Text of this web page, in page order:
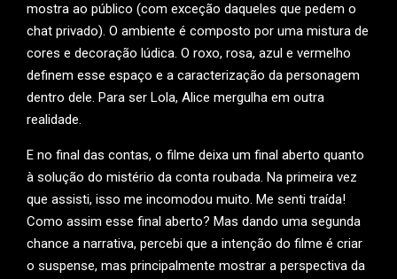
mostra ao público (com exceção daqueles que pedem o
chat privado). O ambiente é composto por uma mistura de
cores e decoração lúdica. O roxo, rosa, azul e vermelho
definem esse espaço e a caracterização da personagem
dentro dele. Para ser Lola, Alice mergulha em outra
realidade.
E no final das contas, o filme deixa um final aberto quanto
à solução do mistério da conta roubada. Na primeira vez
que assisti, isso me incomodou muito. Me senti traída!
Como assim esse final aberto? Mas dando uma segunda
chance a narrativa, percebi que a intenção do filme é criar
o suspense, mas principalmente mostrar a perspectiva da